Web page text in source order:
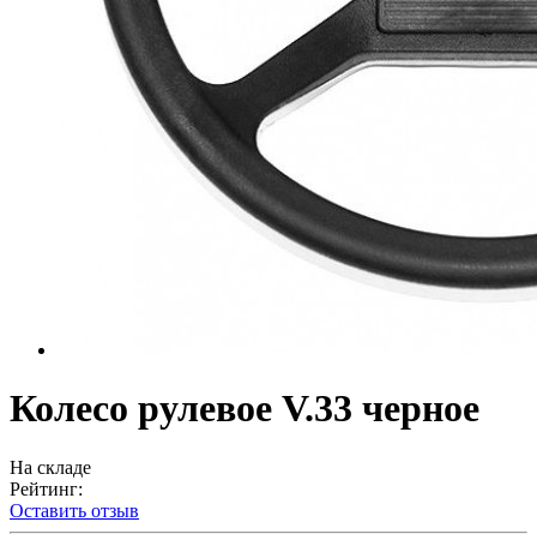
Колесо рулевое V.33 черное
На складе
Рейтинг:
Оставить отзыв